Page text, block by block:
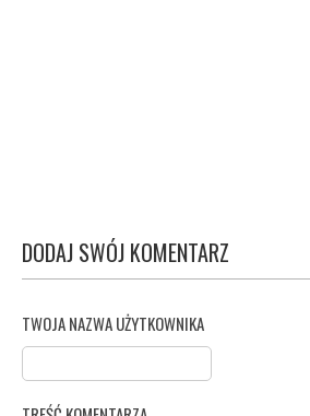
DODAJ SWÓJ KOMENTARZ
TWOJA NAZWA UŻYTKOWNIKA